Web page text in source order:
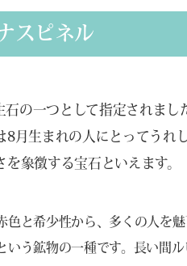
スピネル
の一つとして指定されま
8月生まれの人にとってうれ
象徴する宝石といえます。
色と希少性から、多くの人を
いう鉱物の一種です。長い間